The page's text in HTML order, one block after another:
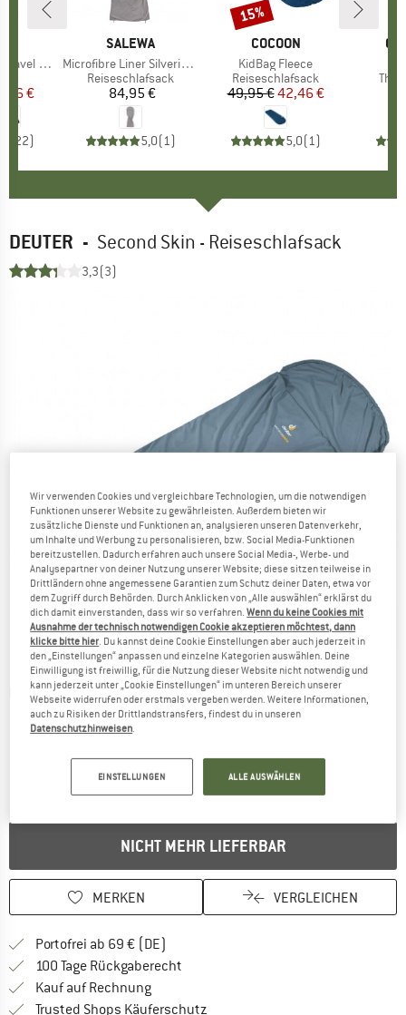
Blanket
Preis
€
22)
MARKE
SALEWA
Artikel
Microfibre Liner Silverized
Produktgruppe
Reiseschlafsack
Preis
84,95 €
5,0(1)
MARKE
COCOON
Artikel
KidBag Fleece
Produktgruppe
Reiseschlafsack
Preis
49,95 €reduzierter Preis
42,46 €
5,0(1)
Rabatt
15%
The
DEUTER - Second Skin - Reiseschlafsack
3,3(3)
Detailansichten
NICHT MEHR LIEFERBAR
MERKEN VERGLEICHEN
Portofrei ab 69 € (DE)
100 Tage Rückgaberecht
Kauf auf RechnungFinde die Zahlungs-Infos hier! Öffnet
Trusted Shops Käuferschutz
Wir verwenden Cookies und vergleichbare Technologien, um die notwendigen
Funktionen unserer Website zu gewährleisten. Außerdem bieten wir
zusätzliche Dienste und Funktionen an, analysieren unseren Datenverkehr,
um Inhalte und Werbung zu personalisieren, bzw. Social Media-Funktionen
bereitzustellen. Dadurch erfahren auch unsere Social Media-, Werbe- und
Analysepartner von deiner Nutzung unserer Website; diese sitzen teilweise in
Drittländern ohne angemessene Garantien zum Schutz deiner Daten, etwa vor
dem Zugriff durch Behörden. Durch Anklicken von „Alle auswählen“ erklärst du
dich damit einverstanden, dass wir so verfahren.Wenn du keine Cookies mit
Ausnahme der technisch notwendigen Cookie akzeptieren möchtest, dann
klicke bitte hier. Du kannst deine Cookie Einstellungen aber auch jederzeit in
den „Einstellungen“ anpassen und einzelne Kategorien auswählen. Deine
Einwilligung ist freiwillig, für die Nutzung dieser Website nicht notwendig und
kann jederzeit unter „Cookie Einstellungen“ im unteren Bereich unserer
Webseite widerrufen oder erstmals vergeben werden. Weitere Informationen,
auch zu Risiken der Drittlandstransfers, findest du in unseren
Datenschutzhinweisen.
EINSTELLUNGEN ALLE AUSWÄHLEN